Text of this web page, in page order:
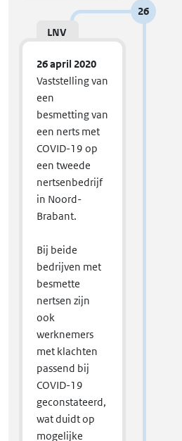
26
LNV
26 april 2020
Vaststelling van
een
besmetting van
een nerts met
COVID-19 op
een tweede
nertsenbedrijf
in Noord-
Brabant.
Bij beide
bedrijven met
besmette
nertsen zijn
ook
werknemers
met klachten
passend bij
COVID-19
geconstateerd,
wat duidt op
mogelijke